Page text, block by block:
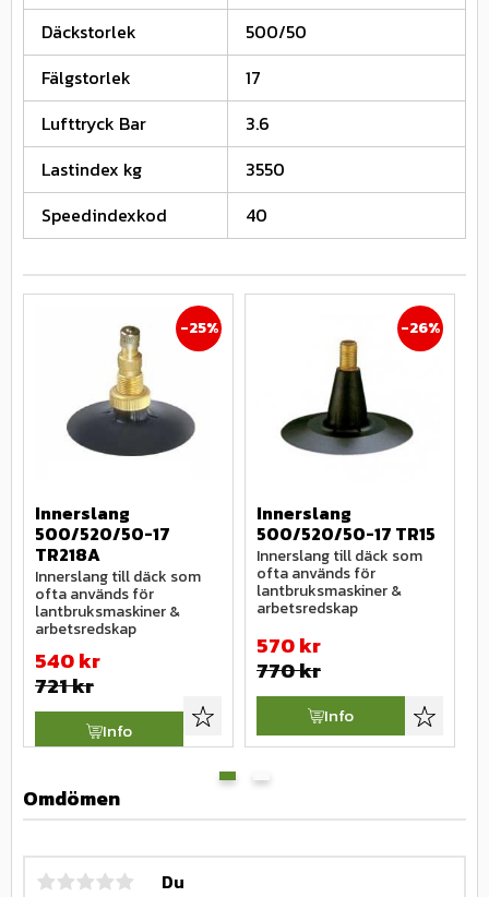
Däckstorlek
500/50
Fälgstorlek
17
Lufttryck Bar
3.6
Lastindex kg
3550
Speedindexkod
40
Innerslang
500/520/50-17
TR218A
Innerslang till däck som
ofta används för
lantbruksmaskiner &
arbetsredskap
540kr
721kr
25%
Lägg till i favoriter
Info
Innerslang
500/520/50-17 TR15
Innerslang till däck som
ofta används för
lantbruksmaskiner &
arbetsredskap
570kr
770kr
26%
Lägg till
Info
Omdömen
Du